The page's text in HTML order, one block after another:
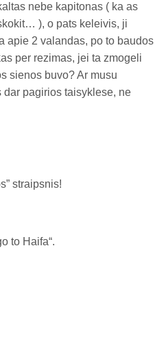
nebe kapitonas ( ka as
), o pats keleivis, ji
apie 2 valandas, po to baudos
per rezimas, jei ta zmogeli
sienos buvo? Ar musu
pagirios taisyklese, ne
straipsnis!
to Haifa“.